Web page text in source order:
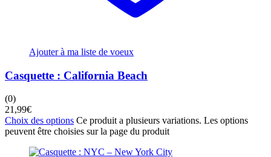
Ajouter à ma liste de voeux
Casquette : California Beach
(0)
21,99€
Choix des options Ce produit a plusieurs variations. Les options
peuvent être choisies sur la page du produit